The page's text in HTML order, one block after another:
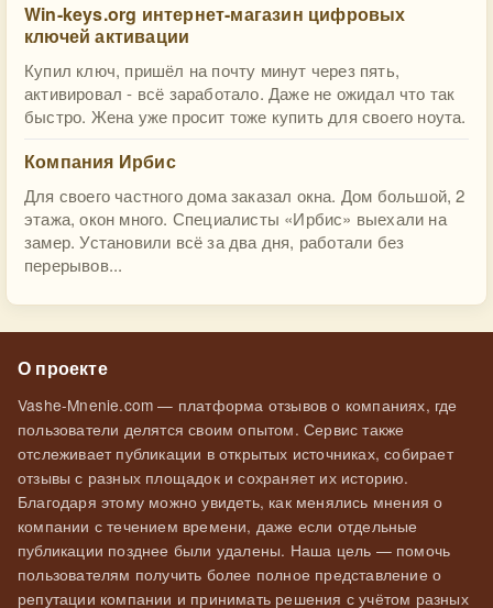
Win-keys.org интернет-магазин цифровых
ключей активации
Купил ключ, пришёл на почту минут через пять,
активировал - всё заработало. Даже не ожидал что так
быстро. Жена уже просит тоже купить для своего ноута.
Компания Ирбис
Для своего частного дома заказал окна. Дом большой, 2
этажа, окон много. Специалисты «Ирбис» выехали на
замер. Установили всё за два дня, работали без
перерывов...
О проекте
Vashe-Mnenie.com — платформа отзывов о компаниях, где
пользователи делятся своим опытом. Сервис также
отслеживает публикации в открытых источниках, собирает
отзывы с разных площадок и сохраняет их историю.
Благодаря этому можно увидеть, как менялись мнения о
компании с течением времени, даже если отдельные
публикации позднее были удалены. Наша цель — помочь
пользователям получить более полное представление о
репутации компании и принимать решения с учётом разных